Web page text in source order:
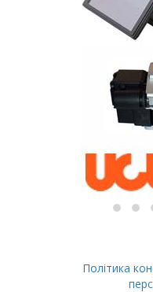
Політика